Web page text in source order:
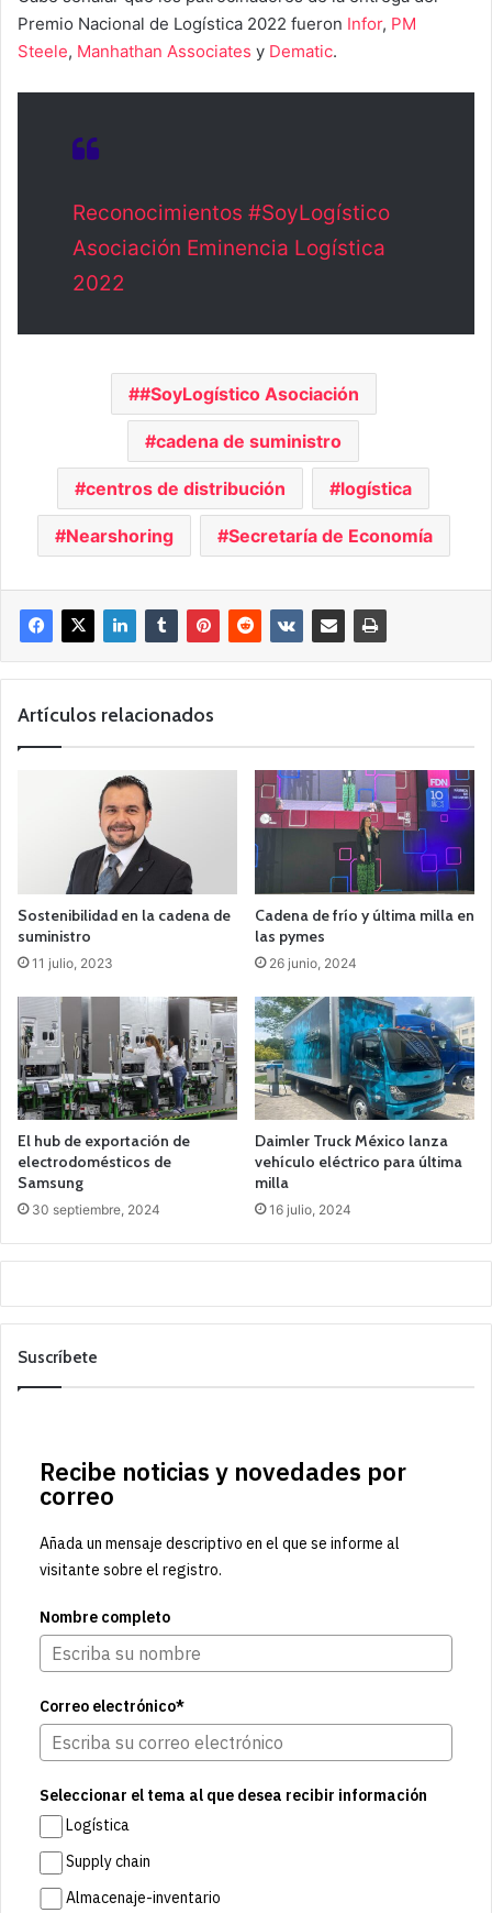
Premio Nacional de Logística 2022 fueron Infor, PM
Steele, Manhathan Associates y Dematic.
Reconocimientos #SoyLogístico
Asociación Eminencia Logística
2022
#SoyLogístico Asociación
cadena de suministro
centros de distribución logística
Nearshoring Secretaría de Economía
Artículos relacionados
Sostenibilidad en la cadena de
suministro
11 julio, 2023
Cadena de frío y última milla en
las pymes
26 junio, 2024
El hub de exportación de
electrodomésticos de
Samsung
30 septiembre, 2024
Daimler Truck México lanza
vehículo eléctrico para última
milla
16 julio, 2024
Suscríbete
Recibe noticias y novedades por
correo
Añada un mensaje descriptivo en el que se informe al
visitante sobre el registro.
Nombre completo
Correo electrónico*
Seleccionar el tema al que desea recibir información
Logística
Supply chain
Almacenaje-inventario